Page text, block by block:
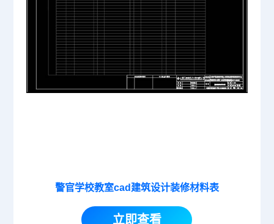
警官学校教室cad建筑设计装修材料表
立即查看